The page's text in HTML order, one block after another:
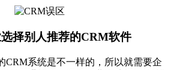
择别人推荐的CRM软件
系统是不一样的，所以就需要企